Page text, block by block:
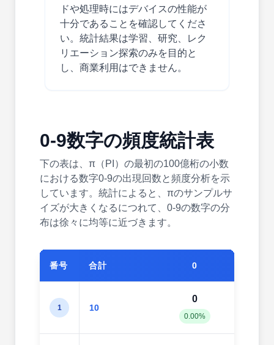
ドや処理時にはデバイスの性能が
十分であることを確認してくださ
い。統計結果は学習、研究、レク
リエーション探索のみを目的と
し、商業利用はできません。
0-9数字の頻度統計表
下の表は、π（PI）の最初の100億桁の小数
における数字0-9の出現回数と頻度分析を示
しています。統計によると、πのサンプルサ
イズが大きくなるにつれて、0-9の数字の分
布は徐々に均等に近づきます。
番号 合計 0
1 10
0
0.00%